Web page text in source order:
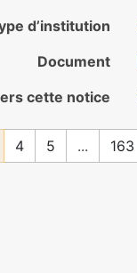
d’institution
Document
cette notice
4 5 ... 163